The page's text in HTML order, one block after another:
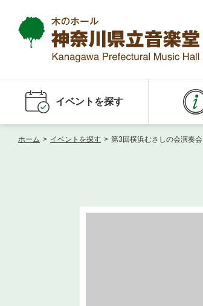
イベントを探す
ホーム > イベントを探す > 第3回横浜むさしの会演奏会